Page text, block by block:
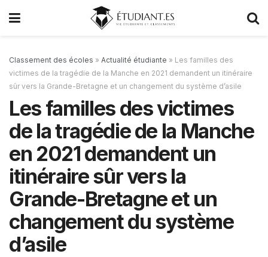
Classement des écoles » Actualité étudiante » Les familles des
victimes de la tragédie de la Manche en 2021 demandent un itinéraire
sûr vers la Grande-Bretagne et un changement du système d’asile
Les familles des victimes
de la tragédie de la Manche
en 2021 demandent un
itinéraire sûr vers la
Grande-Bretagne et un
changement du système
d’asile